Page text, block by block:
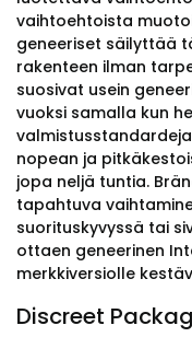
vaihtoehtoista
geneeriset säilyttää
rakenteen ilman
suosivat usein
vuoksi samalla kun
nopean ja
jopa neljä tuntia.
tapahtuva
suorituskyvyssä tai
ottaen geneerinen
merkkiversiolle
Discreet